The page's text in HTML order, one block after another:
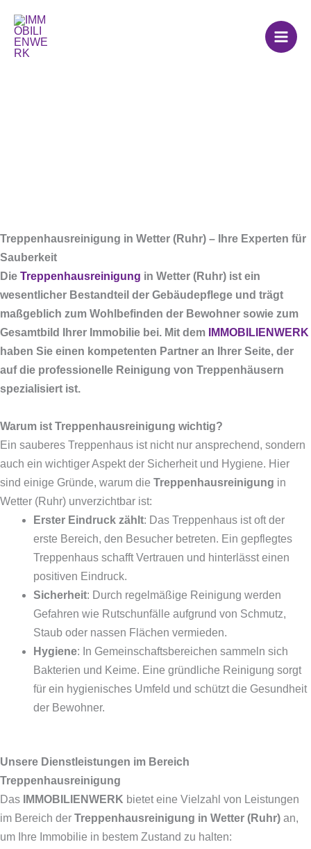
Inhalt
springen
Treppenhausreinigu
Treppenhausreinigung in Wetter (Ruhr) – Ihre Experten für
Sauberkeit
Die Treppenhausreinigung in Wetter (Ruhr) ist ein
wesentlicher Bestandteil der Gebäudepflege und trägt
maßgeblich zum Wohlbefinden der Bewohner sowie zum
Gesamtbild Ihrer Immobilie bei. Mit dem
IMMOBILIENWERK
haben Sie einen kompetenten Partner an Ihrer Seite, der
auf die professionelle Reinigung von Treppenhäusern
spezialisiert ist.
Warum ist Treppenhausreinigung wichtig?
Ein sauberes Treppenhaus ist nicht nur ansprechend, sondern
auch ein wichtiger Aspekt der Sicherheit und Hygiene. Hier
sind einige Gründe, warum die Treppenhausreinigung in
Wetter (Ruhr) unverzichtbar ist:
Erster Eindruck zählt: Das Treppenhaus ist oft der
erste Bereich, den Besucher betreten. Ein gepflegtes
Treppenhaus schafft Vertrauen und hinterlässt einen
positiven Eindruck.
Sicherheit: Durch regelmäßige Reinigung werden
Gefahren wie Rutschunfälle aufgrund von Schmutz,
Staub oder nassen Flächen vermieden.
Hygiene: In Gemeinschaftsbereichen sammeln sich
Bakterien und Keime. Eine gründliche Reinigung sorgt
für ein hygienisches Umfeld und schützt die Gesundheit
der Bewohner.
Unsere Dienstleistungen im Bereich
Treppenhausreinigung
Das
IMMOBILIENWERK bietet eine Vielzahl von Leistungen
im Bereich der Treppenhausreinigung in Wetter (Ruhr) an,
um Ihre Immobilie in bestem Zustand zu halten: